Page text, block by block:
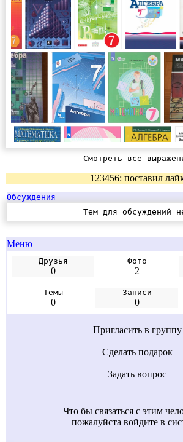
Смотреть все
123456: поставил
Обсуждения
Тем для обсуждений
Меню
Друзья
0
Фото
2
Темы
0
Записи
0
Пригласить в группу
Сделать подарок
Задать вопрос
Что бы связаться с этим
пожалуйста войдите в